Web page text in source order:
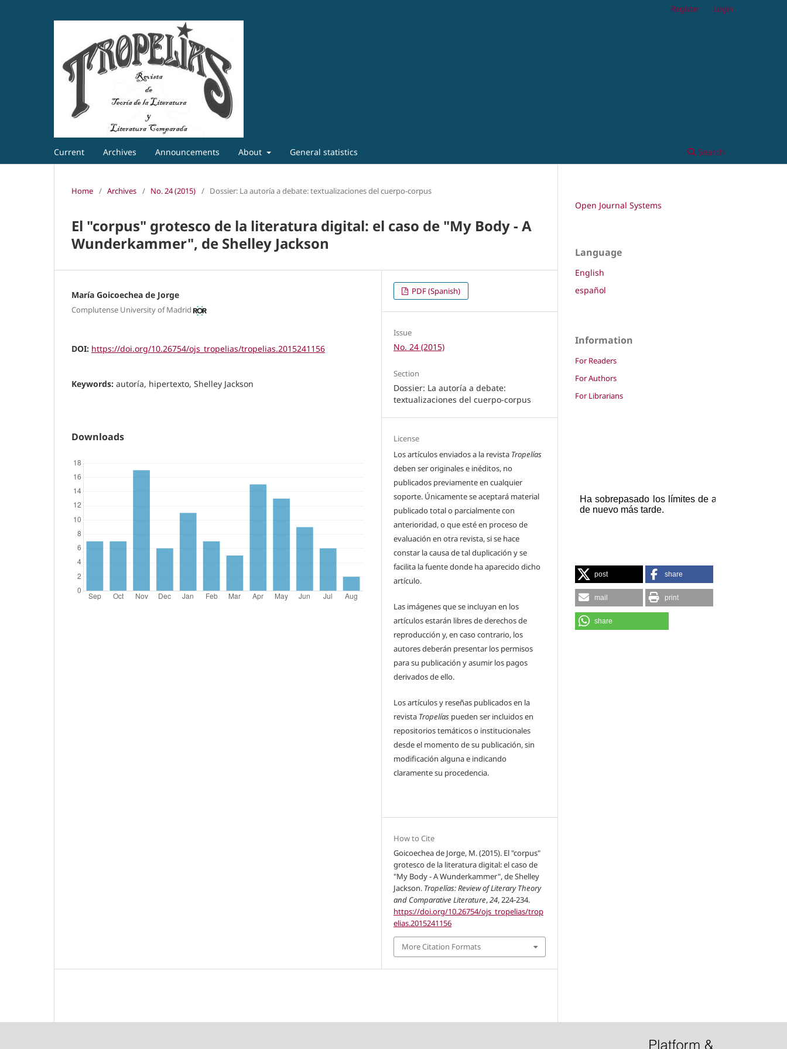
Current Archives Announcements About General statistics Search
Register Login
Home / Archives / No. 24 (2015) / Dossier: La autoría a debate: textualizaciones del cuerpo-corpus
El "corpus" grotesco de la literatura digital: el caso de "My Body - A
Wunderkammer", de Shelley Jackson
María Goicoechea de Jorge
Complutense University of Madrid
DOI: https://doi.org/10.26754/ojs_tropelias/tropelias.2015241156
Keywords: autoría, hipertexto, Shelley Jackson
Downloads
PDF (Spanish)
Issue
No. 24 (2015)
Section
Dossier: La autoría a debate:
textualizaciones del cuerpo-corpus
License
Los artículos enviados a la revista Tropelías
deben ser originales e inéditos, no
publicados previamente en cualquier
soporte. Únicamente se aceptará material
publicado total o parcialmente con
anterioridad, o que esté en proceso de
evaluación en otra revista, si se hace
constar la causa de tal duplicación y se
facilita la fuente donde ha aparecido dicho
artículo.
Las imágenes que se incluyan en los
artículos estarán libres de derechos de
reproducción y, en caso contrario, los
autores deberán presentar los permisos
para su publicación y asumir los pagos
derivados de ello.
Los artículos y reseñas publicados en la
revista Tropelías pueden ser incluidos en
repositorios temáticos o institucionales
desde el momento de su publicación, sin
modificación alguna e indicando
claramente su procedencia.
How to Cite
Goicoechea de Jorge, M. (2015). El "corpus"
grotesco de la literatura digital: el caso de
"My Body - A Wunderkammer", de Shelley
Jackson. Tropelías: Review of Literary Theory
and Comparative Literature,24, 224-234.
https://doi.org/10.26754/ojs_tropelias/trop
elias.2015241156
More Citation Formats
Open Journal Systems
Language
English
español
Information
For Readers
For Authors
For Librarians
post share
mail print
share